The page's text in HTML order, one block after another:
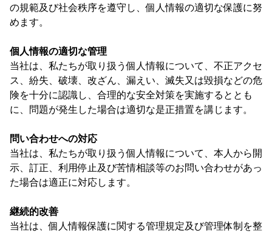
の規範及び社会秩序を遵守し、個人情報の適切な保護に努
めます。
個人情報の適切な管理
当社は、私たちが取り扱う個人情報について、不正アクセ
ス、紛失、破壊、改ざん、漏えい、滅失又は毀損などの危
険を十分に認識し、合理的な安全対策を実施するととも
に、問題が発生した場合は適切な是正措置を講じます。
問い合わせへの対応
当社は、私たちが取り扱う個人情報について、本人から開
示、訂正、利用停止及び苦情相談等のお問い合わせがあっ
た場合は適正に対応します。
継続的改善
当社は、個人情報保護に関する管理規定及び管理体制を整